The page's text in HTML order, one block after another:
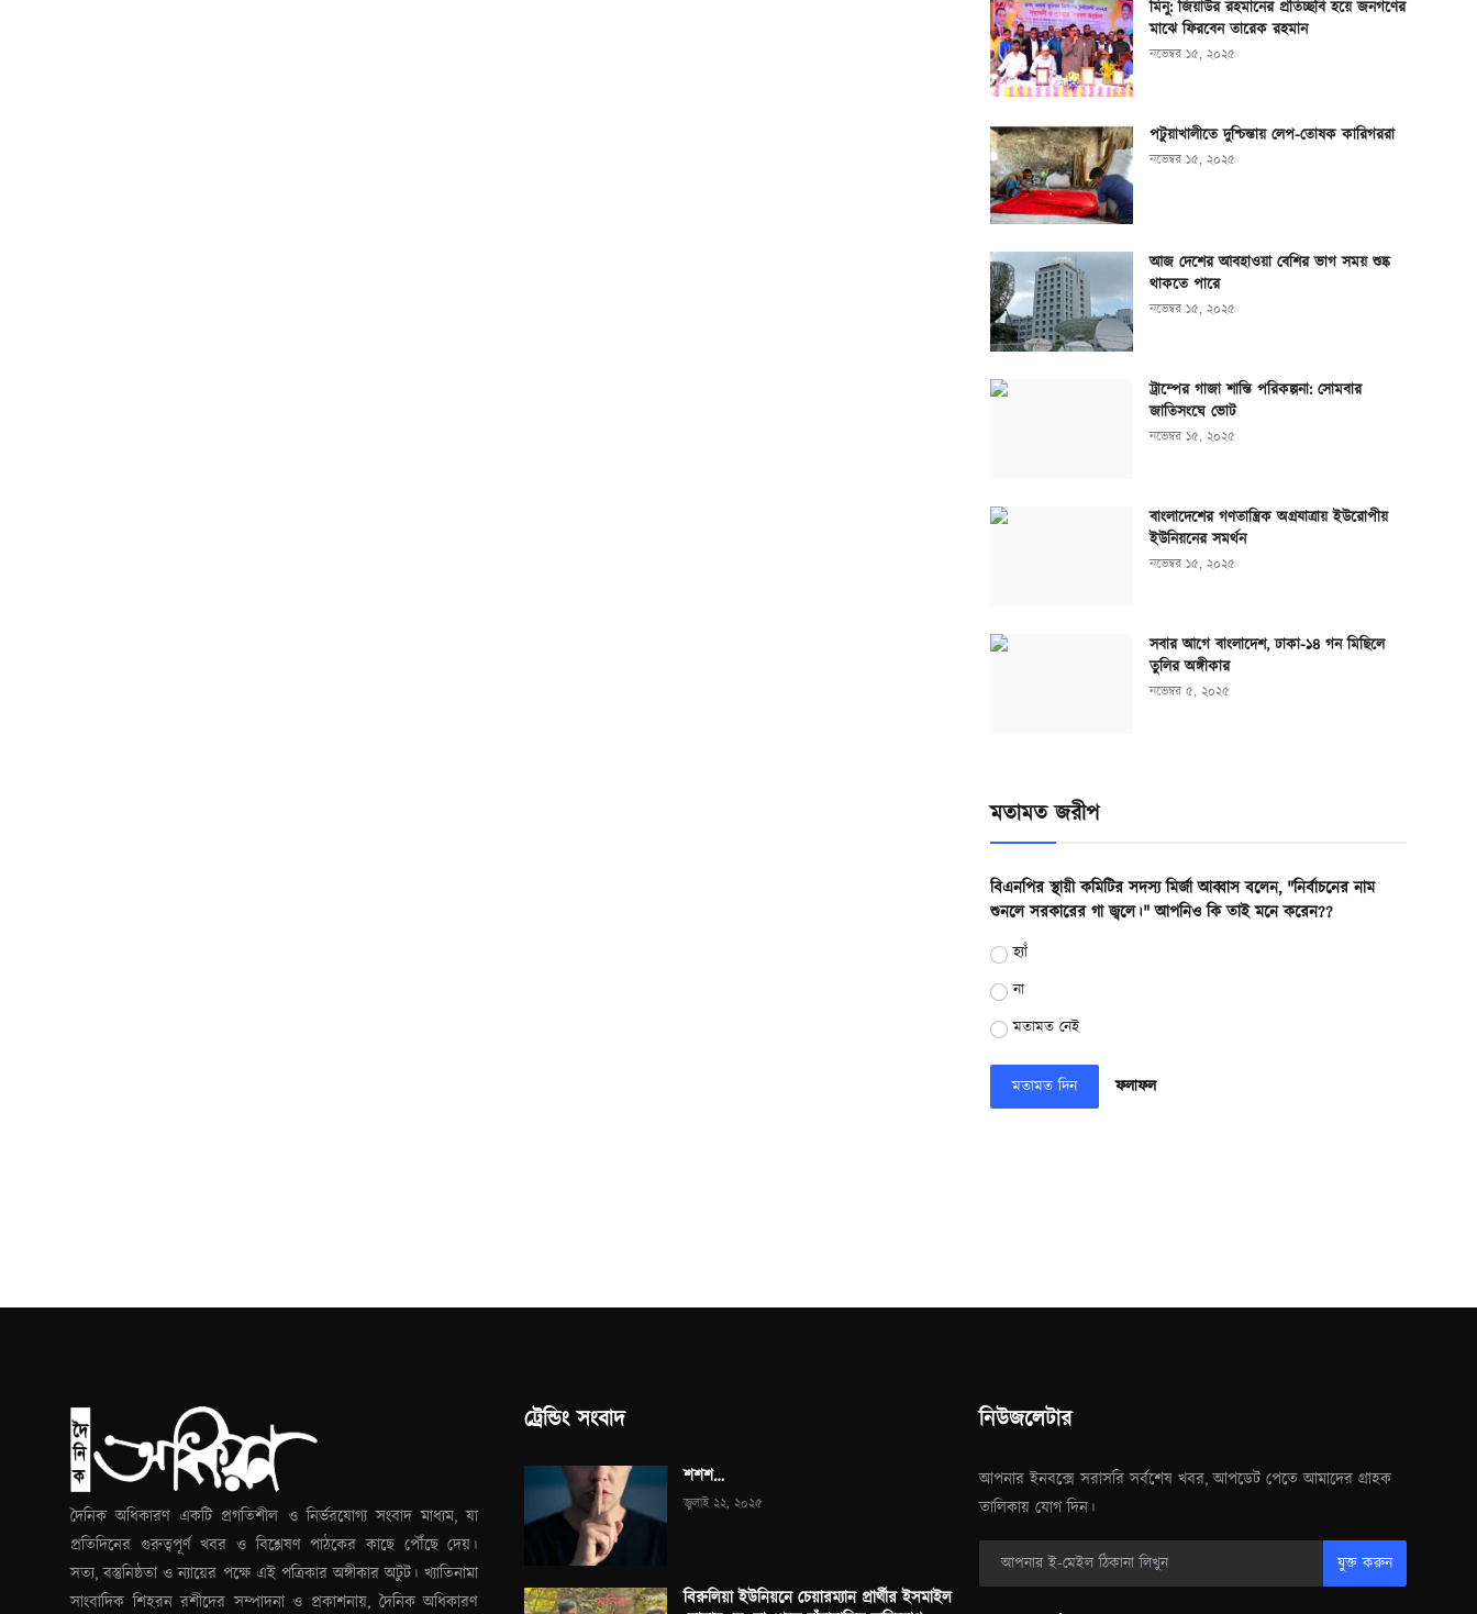
মিনু: জিয়াউর রহমানের প্রতিচ্ছবি হয়ে জনগণের
মাঝে ফিরবেন তারেক রহমান
নভেম্বর ১৫, ২০২৫
পটুয়াখালীতে দুশ্চিন্তায় লেপ-তোষক কারিগররা
নভেম্বর ১৫, ২০২৫
আজ দেশের আবহাওয়া বেশির ভাগ সময় শুষ্ক
থাকতে পারে
নভেম্বর ১৫, ২০২৫
ট্রাম্পের গাজা শান্তি পরিকল্পনা: সোমবার
জাতিসংঘে ভোট
নভেম্বর ১৫, ২০২৫
বাংলাদেশের গণতান্ত্রিক অগ্রযাত্রায় ইউরোপীয়
ইউনিয়নের সমর্থন
নভেম্বর ১৫, ২০২৫
সবার আগে বাংলাদেশ, ঢাকা-১৪ গন মিছিলে
তুলির অঙ্গীকার
নভেম্বর ৫, ২০২৫
মতামত জরীপ
বিএনপির স্থায়ী কমিটির সদস্য মির্জা আব্বাস বলেন, "নির্বাচনের নাম
শুনলে সরকারের গা জ্বলে।" আপনিও কি তাই মনে করেন??
হ্যাঁ
না
মতামত নেই
মতামত দিন ফলাফল
দৈনিক অধিকারণ একটি প্রগতিশীল ও নির্ভরযোগ্য সংবাদ মাধ্যম, যা
প্রতিদিনের গুরুত্বপূর্ণ খবর ও বিশ্লেষণ পাঠকের কাছে পৌঁছে দেয়।
সত্য, বস্তুনিষ্ঠতা ও ন্যায়ের পক্ষে এই পত্রিকার অঙ্গীকার অটুট। খ্যাতিনামা
সাংবাদিক শিহরন রশীদের সম্পাদনা ও প্রকাশনায়, দৈনিক অধিকারণ
ট্রেন্ডিং সংবাদ
শশশ…
জুলাই ২২, ২০২৫
বিরুলিয়া ইউনিয়নে চেয়ারম্যান প্রার্থীর ইসমাইল
নিউজলেটার
আপনার ইনবক্সে সরাসরি সর্বশেষ খবর, আপডেট পেতে আমাদের গ্রাহক
তালিকায় যোগ দিন।
যুক্ত করুন